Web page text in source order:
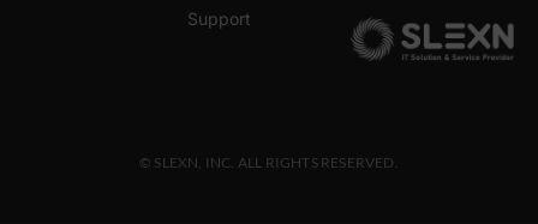
Support
© SLEXN, INC. ALL RIGHTS RESERVED.